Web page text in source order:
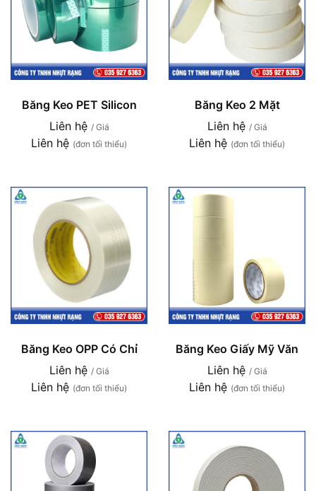
Băng Keo PET Silicon
Liên hệ / Giá
Liên hệ (đơn tối thiểu)
Băng Keo 2 Mặt
Liên hệ / Giá
Liên hệ (đơn tối thiểu)
Băng Keo OPP Có Chỉ
Liên hệ / Giá
Liên hệ (đơn tối thiểu)
Băng Keo Giấy Mỹ Văn
Liên hệ / Giá
Liên hệ (đơn tối thiểu)